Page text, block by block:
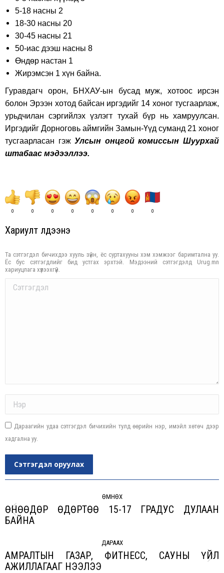
5-18 насны 2
18-30 насны 20
30-45 насны 21
50-иас дээш насны 8
Өндөр настан 1
Жирэмсэн 1 хүн байна.
Гуравдагч орон, БНХАУ-ын бусад муж, хотоос ирсэн
болон Эрээн хотод байсан иргэдийг 14 хоног тусгаарлаж,
урьдчилан сэргийлэх үзлэгт тухай бүр нь хамруулсан.
Иргэдийг Дорноговь аймгийн Замын-Үүд суманд 21 хоног
тусгаарласан гэжУлсын онцгой комиссын Шуурхай
штабаас мэдээллээ.
0 0 0 0 0 0 0 0
Хариулт үлдээнэ үү
Та сэтгэгдэл бичихдээ хууль зүйн, ёс суртахууны хэм хэмжээг баримтална уу.
Ёс бус сэтгэгдлийг бид устгах эрхтэй. Мэдээний сэтгэгдэлд Urug.mn
хариуцлага хүлээхгүй.
Comment
Дараагийн удаа сэтгэгдэл бичихийн тулд өөрийн нэр, имэйл хөтөч дээр
хадгална уу.
Сэтгэгдэл оруулах
ӨМНӨХ
Previous
ӨНӨӨДӨР ӨДӨРТӨӨ 15-17 ГРАДУС ДУЛААН
БАЙНА
ДАРААХ
Next
АМРАЛТЫН ГАЗАР, ФИТНЕСС, САУНЫ ҮЙЛ
АЖИЛЛАГААГ НЭЭЛЭЭ